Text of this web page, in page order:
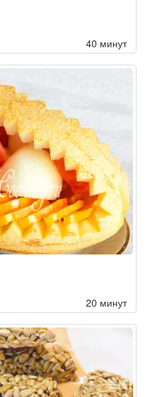
40 минут
20 минут